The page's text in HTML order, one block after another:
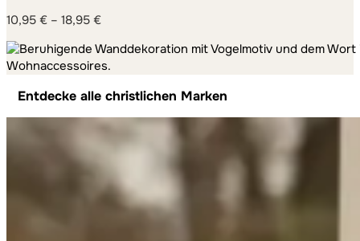
10,95 € – 18,95 €
10,95 €
bis
Entdecke alle christlichen Marken